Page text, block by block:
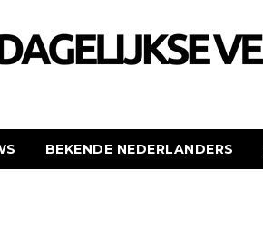
BEKENDE NEDERLANDERS